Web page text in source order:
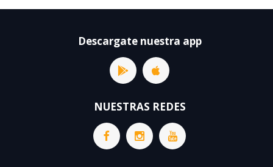
Descargate nuestra app
NUESTRAS REDES